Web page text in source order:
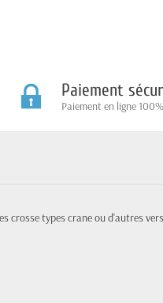
Paiement
Paiement en ligne
crosse types crane ou d'autres